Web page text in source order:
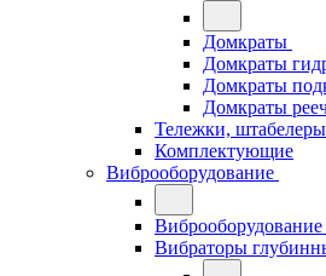
Домкраты
Домкраты
Домкраты
Домкраты
Тележки, штабелеры
Комплектующие
Виброоборудование
Виброоборудование
Вибраторы